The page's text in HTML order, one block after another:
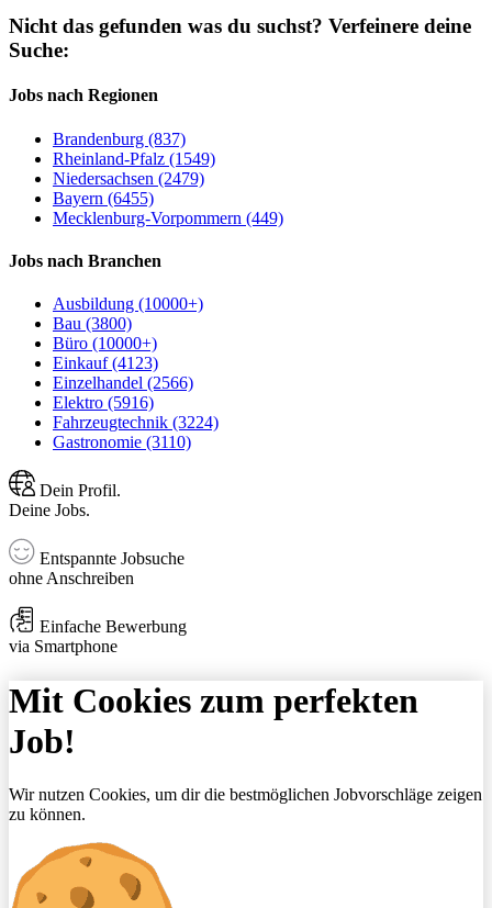
Nicht das gefunden was du suchst? Verfeinere deine
Suche:
Jobs nach Regionen
Brandenburg (837)
Rheinland-Pfalz (1549)
Niedersachsen (2479)
Bayern (6455)
Mecklenburg-Vorpommern (449)
Jobs nach Branchen
Ausbildung (10000+)
Bau (3800)
Büro (10000+)
Einkauf (4123)
Einzelhandel (2566)
Elektro (5916)
Fahrzeugtechnik (3224)
Gastronomie (3110)
Dein Profil.
Deine Jobs.
Entspannte Jobsuche
ohne Anschreiben
Einfache Bewerbung
via Smartphone
Mit Cookies zum perfekten
Job!
Wir nutzen Cookies, um dir die bestmöglichen Jobvorschläge zeigen
zu können.